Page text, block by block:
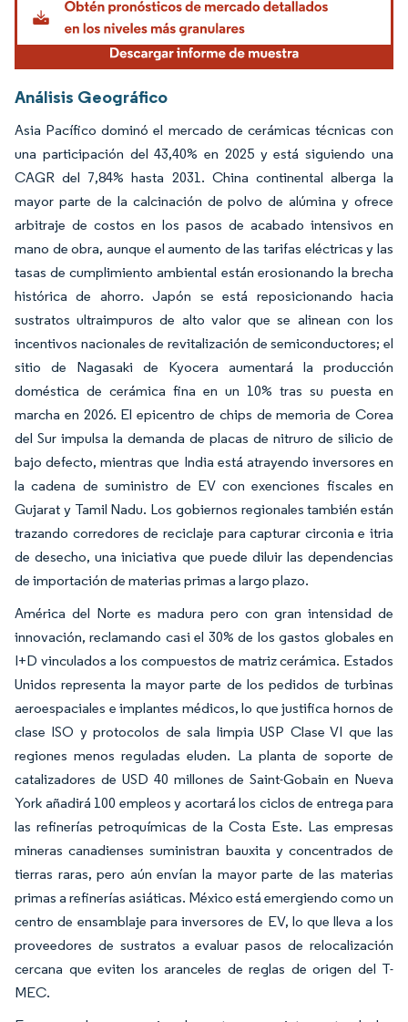
Análisis Geográfico
Asia Pacífico dominó el mercado de cerámicas técnicas con
una participación del 43,40% en 2025 y está siguiendo una
CAGR del 7,84% hasta 2031. China continental alberga la
mayor parte de la calcinación de polvo de alúmina y ofrece
arbitraje de costos en los pasos de acabado intensivos en
mano de obra, aunque el aumento de las tarifas eléctricas y las
tasas de cumplimiento ambiental están erosionando la brecha
histórica de ahorro. Japón se está reposicionando hacia
sustratos ultraimpuros de alto valor que se alinean con los
incentivos nacionales de revitalización de semiconductores; el
sitio de Nagasaki de Kyocera aumentará la producción
doméstica de cerámica fina en un 10% tras su puesta en
marcha en 2026. El epicentro de chips de memoria de Corea
del Sur impulsa la demanda de placas de nitruro de silicio de
bajo defecto, mientras que India está atrayendo inversores en
la cadena de suministro de EV con exenciones fiscales en
Gujarat y Tamil Nadu. Los gobiernos regionales también están
trazando corredores de reciclaje para capturar circonia e itria
de desecho, una iniciativa que puede diluir las dependencias
de importación de materias primas a largo plazo.
América del Norte es madura pero con gran intensidad de
innovación, reclamando casi el 30% de los gastos globales en
I+D vinculados a los compuestos de matriz cerámica. Estados
Unidos representa la mayor parte de los pedidos de turbinas
aeroespaciales e implantes médicos, lo que justifica hornos de
clase ISO y protocolos de sala limpia USP Clase VI que las
regiones menos reguladas eluden. La planta de soporte de
catalizadores de USD 40 millones de Saint-Gobain en Nueva
York añadirá 100 empleos y acortará los ciclos de entrega para
las refinerías petroquímicas de la Costa Este. Las empresas
mineras canadienses suministran bauxita y concentrados de
tierras raras, pero aún envían la mayor parte de las materias
primas a refinerías asiáticas. México está emergiendo como un
centro de ensamblaje para inversores de EV, lo que lleva a los
proveedores de sustratos a evaluar pasos de relocalización
cercana que eviten los aranceles de reglas de origen del T-
MEC.